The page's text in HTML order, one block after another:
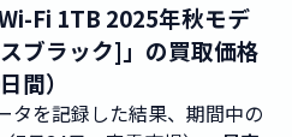
Fi 1TB 2025年秋モデ
ブラック]」の買取価格
間）
タを記録した結果、期間中の